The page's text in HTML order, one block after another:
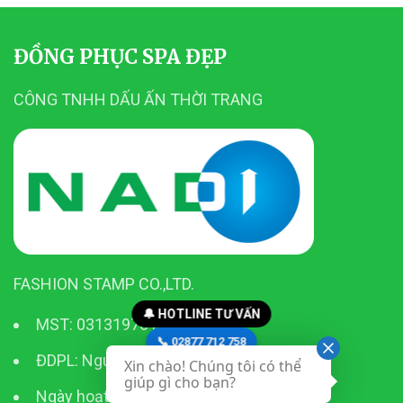
ĐỒNG PHỤC SPA ĐẸP
CÔNG TNHH DẤU ẤN THỜI TRANG
FASHION STAMP CO.,LTD.
MST: 0313197611
ĐDPL: Nguyễn Công Nhựt
Ngày hoạt động: 06/04/2015
🔔 HOTLINE TƯ VẤN
📞 02877 712 758
📞 0916 23 28 23
Xin chào! Chúng tôi có thể
giúp gì cho bạn?